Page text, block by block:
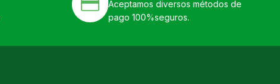
Aceptamos diversos métodos de
pago 100%seguros.